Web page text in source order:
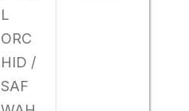
L
ORC
HID /
SAF